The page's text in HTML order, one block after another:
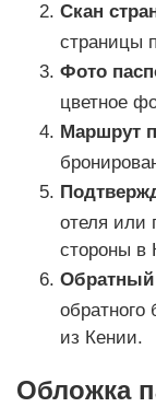
Скан
страницы
Фото
цветное
Маршрут
отеля или
стороны в
Обратный
из Кении.
Обложка